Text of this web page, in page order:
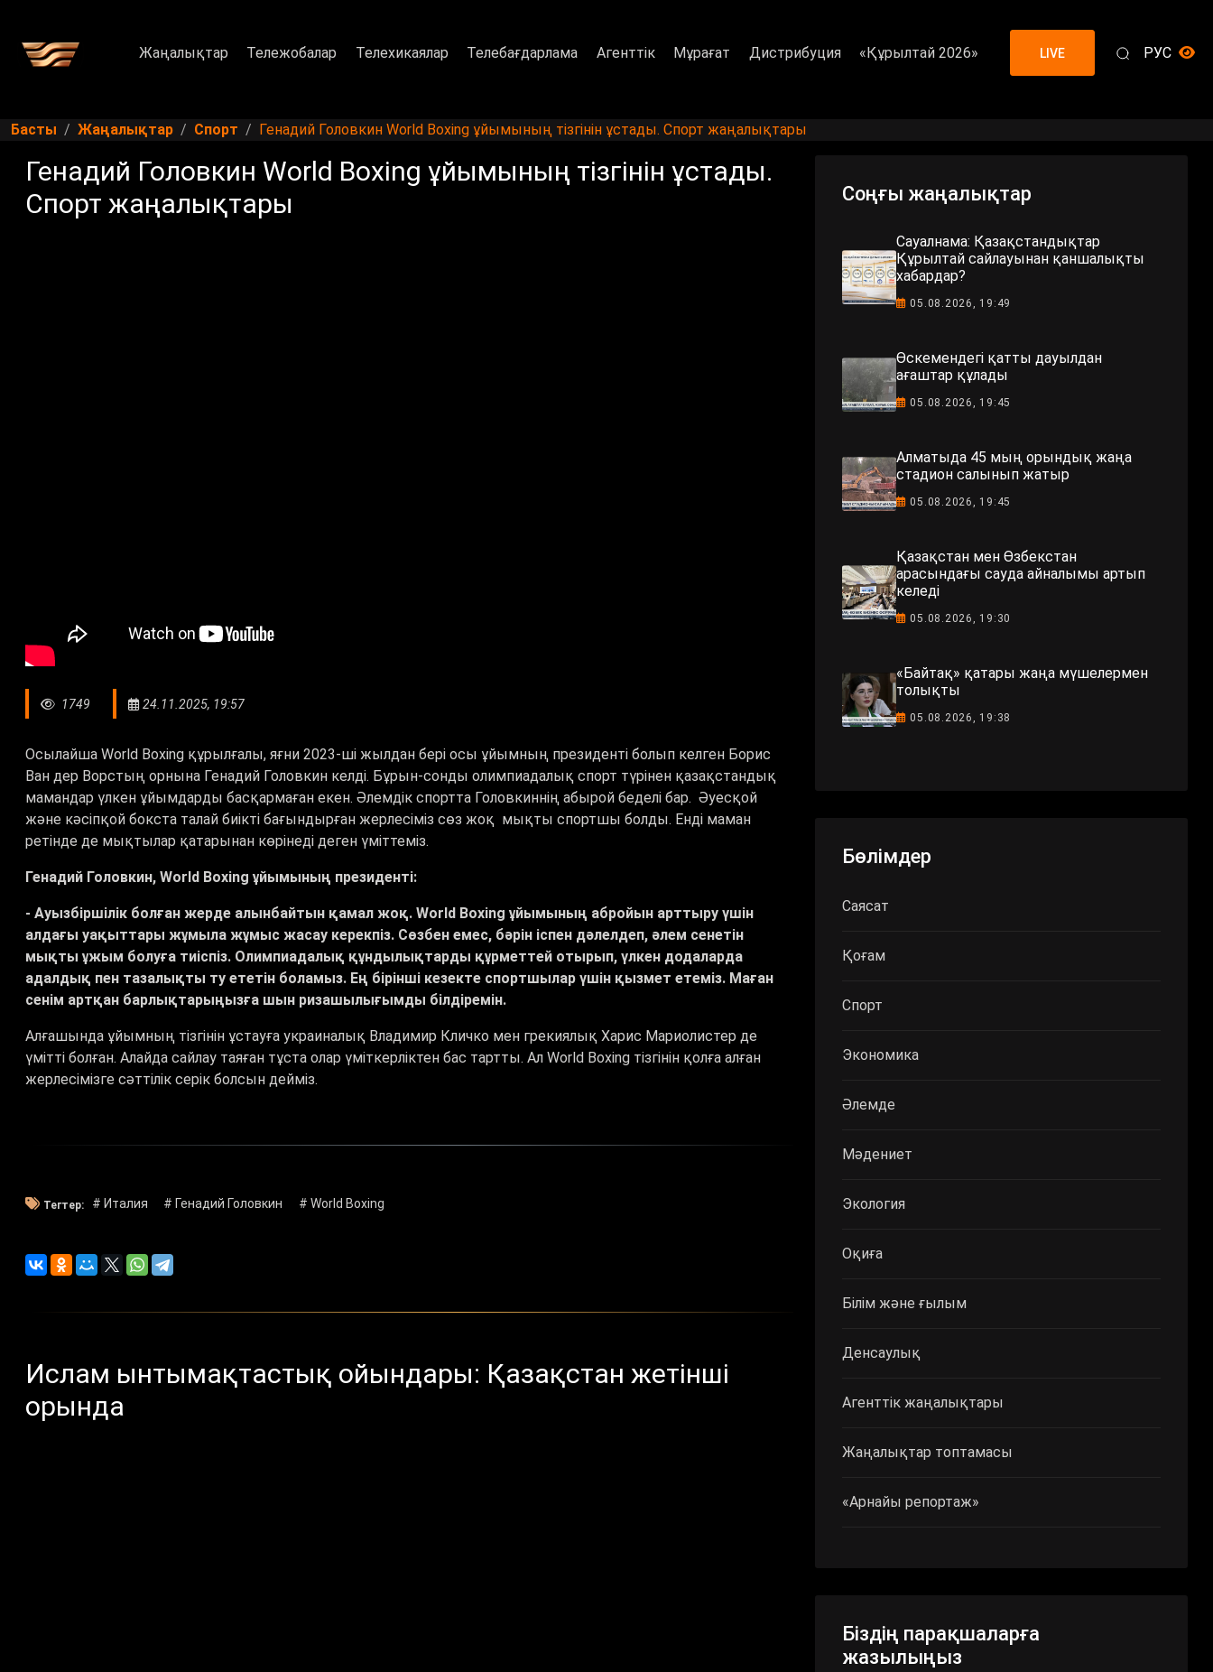
Жаңалықтар Тележобалар Телехикаялар Телебағдарлама Агенттік Мұрағат Дистрибуция «Құрылтай 2026» LIVE РУС
Басты Жаңалықтар Спорт Генадий Головкин World Boxing ұйымының тізгінін ұстады. Спорт жаңалықтары
Генадий Головкин World Boxing ұйымының тізгінін ұстады.
Спорт жаңалықтары
1749 24.11.2025, 19:57
Осылайша World Boxing құрылғалы, яғни 2023-ші жылдан бері осы ұйымның президенті болып келген Борис
Ван дер Ворстың орнына Генадий Головкин келді. Бұрын-сонды олимпиадалық спорт түрінен қазақстандық
мамандар үлкен ұйымдарды басқармаған екен. Әлемдік спортта Головкиннің абырой беделі бар. Әуесқой
және кәсіпқой бокста талай биікті бағындырған жерлесіміз сөз жоқ мықты спортшы болды. Енді маман
ретінде де мықтылар қатарынан көрінеді деген үміттеміз.
Генадий Головкин, World Boxing ұйымының президенті:
- Ауызбіршілік болған жерде алынбайтын қамал жоқ. World Boxing ұйымының абройын арттыру үшін
алдағы уақыттары жұмыла жұмыс жасау керекпіз. Сөзбен емес, бәрін іспен дәлелдеп, әлем сенетін
мықты ұжым болуға тиіспіз. Олимпиадалық құндылықтарды құрметтей отырып, үлкен додаларда
адалдық пен тазалықты ту ететін боламыз. Ең бірінші кезекте спортшылар үшін қызмет етеміз. Маған
сенім артқан барлықтарыңызға шын ризашылығымды білдіремін.
Алғашында ұйымның тізгінін ұстауға украиналық Владимир Кличко мен грекиялық Харис Мариолистер де
үмітті болған. Алайда сайлау таяған тұста олар үміткерліктен бас тартты. Ал World Boxing тізгінін қолға алған
жерлесімізге сәттілік серік болсын дейміз.
Тегтер: # Италия # Генадий Головкин # World Boxing
Ислам ынтымақтастық ойындары: Қазақстан жетінші
орында
Соңғы жаңалықтар
Сауалнама: Қазақстандықтар
Құрылтай сайлауынан қаншалықты
хабардар?
05.08.2026, 19:49
Өскемендегі қатты дауылдан
ағаштар құлады
05.08.2026, 19:45
Алматыда 45 мың орындық жаңа
стадион салынып жатыр
05.08.2026, 19:45
Қазақстан мен Өзбекстан
арасындағы сауда айналымы артып
келеді
05.08.2026, 19:30
«Байтақ» қатары жаңа мүшелермен
толықты
05.08.2026, 19:38
Бөлімдер
Саясат
Қоғам
Спорт
Экономика
Әлемде
Мәдениет
Экология
Оқиға
Білім және ғылым
Денсаулық
Агенттік жаңалықтары
Жаңалықтар топтамасы
«Арнайы репортаж»
Біздің парақшаларға
жазылыңыз